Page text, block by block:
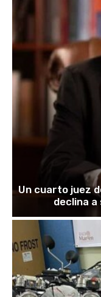
Un cuarto juez
declina a